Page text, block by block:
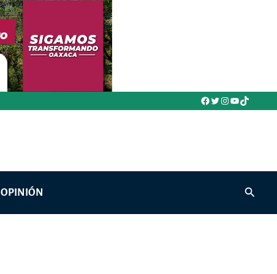
Facebook
Twitter
Instagram
YouTube
TikTok
OPINIÓN Buscar